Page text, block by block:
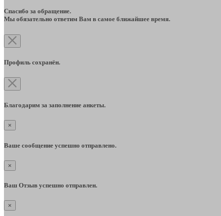
Спасибо за обращение.
Мы обязательно ответим Вам в самое ближайшее время.
Профиль сохранён.
Благодарим за заполнение анкеты.
×
Ваше сообщение успешно отправлено.
×
Ваш Отзыв успешно отправлен.
×